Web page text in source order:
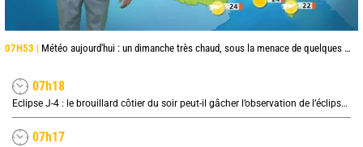
07H53 | Météo aujourd'hui : un dimanche très chaud, sous la menace de quelques orages
07h18
Eclipse J-4 : le brouillard côtier du soir peut-il gâcher l’observation de l’éclipse à la plage ?
07h17